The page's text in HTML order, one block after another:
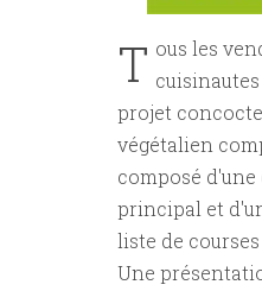
T ous les
cuisinautes
projet
végétalien
composé
principal et
liste de
Une